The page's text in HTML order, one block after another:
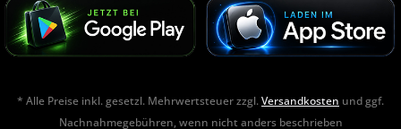
* Alle Preise inkl. gesetzl. Mehrwertsteuer zzgl.Versandkosten und ggf.
Nachnahmegebühren, wenn nicht anders beschrieben